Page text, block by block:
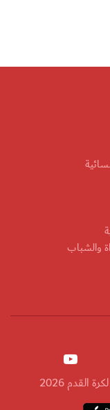
والشباب
2026